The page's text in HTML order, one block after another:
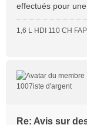
effectués pour une
1,6 L HDI 110 CH
1007iste d'argent
Re: Avis sur